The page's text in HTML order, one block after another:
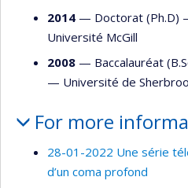
2014 — Doctorat (Ph.D)
Université McGill
2008 — Baccalauréat
— Université de
For more
28-01-2022 Une série
d’un coma profond